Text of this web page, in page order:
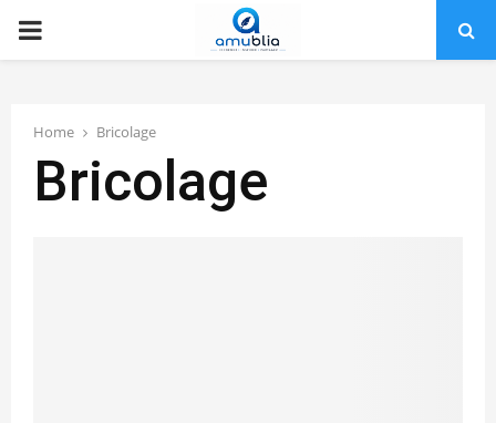
PRIMARY
Home Bricolage
Bricolage